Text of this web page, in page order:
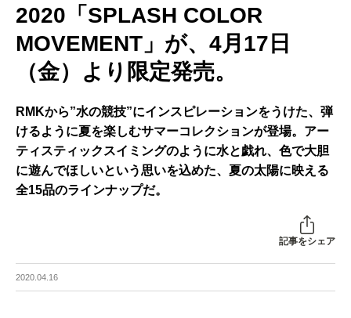
2020「SPLASH COLOR
MOVEMENT」が、4月17日
（金）より限定発売。
RMKから”水の競技”にインスピレーションをうけた、弾
けるように夏を楽しむサマーコレクションが登場。アー
ティスティックスイミングのように水と戯れ、色で大胆
に遊んでほしいという思いを込めた、夏の太陽に映える
全15品のラインナップだ。
記事をシェア
2020.04.16